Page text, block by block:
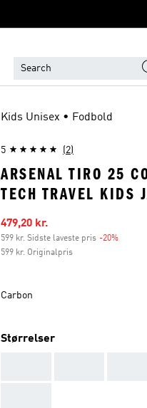
Kids Unisex • Fodbold
5 (2)
ARSENAL TIRO 25
TECH TRAVEL KIDS
Udsalgspris
479,20 kr.
599 kr. Sidste laveste pris -20%
599 kr. Originalpris
Carbon
Størrelser